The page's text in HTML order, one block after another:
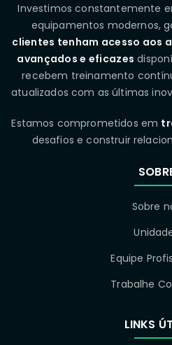
Investimos constantemente
equipamentos modernos,
clientes tenham acesso aos
avançados e eficazes
recebem treinamento
atualizados com as últimas
Estamos comprometidos em
desafios e construir
Sobre
Equipe
Trabalhe
LINKS